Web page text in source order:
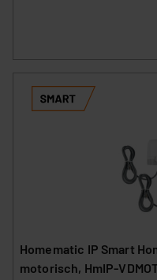
Homematic IP Smart
motorisch, HmIP-